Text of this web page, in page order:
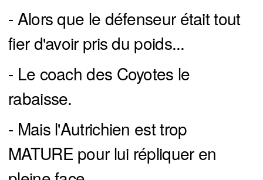
- Alors que le défenseur était tout
fier d'avoir pris du poids...
- Le coach des Coyotes le
rabaisse.
- Mais l'Autrichien est trop
MATURE pour lui répliquer en